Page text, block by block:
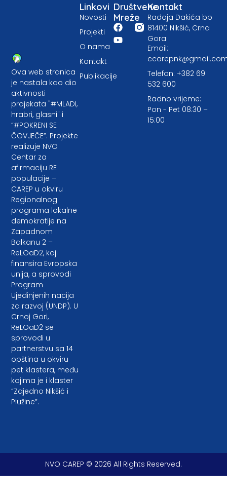
Ova web stranica
je nastala kao dio
aktivnosti
projekata "#MLADI,
hrabri, glasni" i
“#POKRENI SE
ČOVJEČE”. Projekte
realizuje NVO
Centar za
afirmaciju RE
populacije –
CAREP u okviru
Regionalnog
programa lokalne
demokratije na
Zapadnom
Balkanu 2 –
ReLOaD2, koji
finansira Evropska
unija, a sprovodi
Program
Ujedinjenih nacija
za razvoj (UNDP). U
Crnoj Gori,
ReLOaD2 se
sprovodi u
partnerstvu sa 14
opština u okviru
pet klastera, među
kojima je i klaster
“Zajedno Nikšić i
Plužine”.
Društvene
Mreže
Linkovi
Novosti
Projekti
O nama
Kontakt
Publikacije
Kontakt
Radoja Dakića bb
81400 Nikšić, Crna
Gora
Email:
Telefon: +382 69
532 600
Radno vrijeme:
Pon - Pet 08:30 –
15:00
NVO CAREP © 2026 All Rights Reserved.